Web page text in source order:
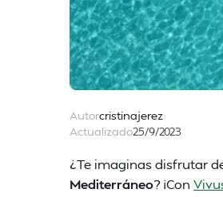
Autorcristinajerez
Actualizado25/9/2023
¿Te imaginas disfrutar
Mediterráneo? ¡Con